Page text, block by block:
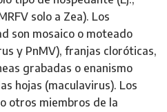
solo a Zea). Los
son mosaico o moteado
y PnMV), franjas cloróticas,
grabadas o enanismo
hojas (maculavirus). Los
otros miembros de la